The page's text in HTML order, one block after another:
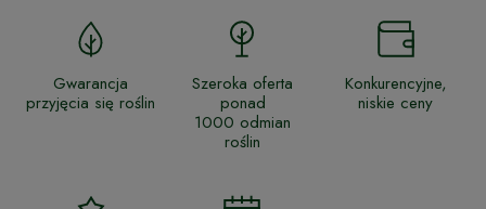
Gwarancja
przyjęcia się roślin
Szeroka oferta
ponad
1000 odmian
roślin
Konkurencyjne,
niskie ceny